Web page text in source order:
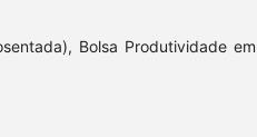
Bolsa Produtividade em